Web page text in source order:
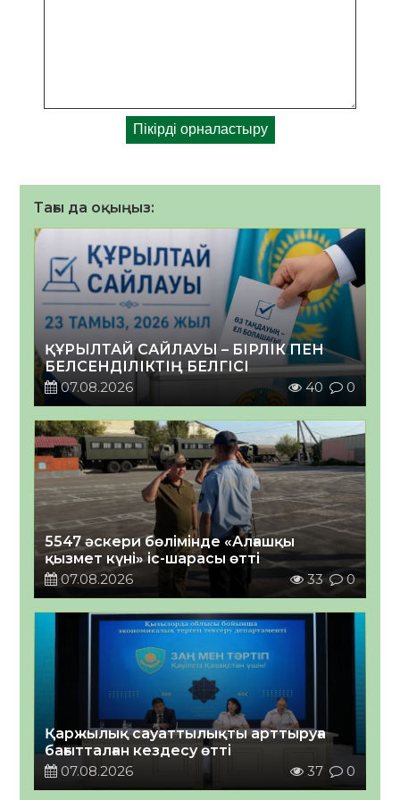
Тағы да оқыңыз:
ҚҰРЫЛТАЙ САЙЛАУЫ – БІРЛІК ПЕН
БЕЛСЕНДІЛІКТІҢ БЕЛГІСІ
07.08.2026
40 0
5547 әскери бөлімінде «Алғашқы
қызмет күні» іс-шарасы өтті
07.08.2026
33 0
Қаржылық сауаттылықты арттыруға
бағытталған кездесу өтті
07.08.2026
37 0